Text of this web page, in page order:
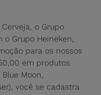
o Grupo
Grupo Heineken,
para os nossos
em produtos
Moon,
você se cadastra